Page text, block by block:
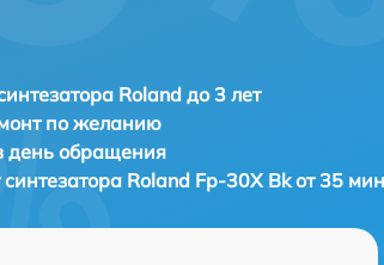
Roland до 3 лет
по желанию
день обращения
Roland Fp-30X Bk от 35